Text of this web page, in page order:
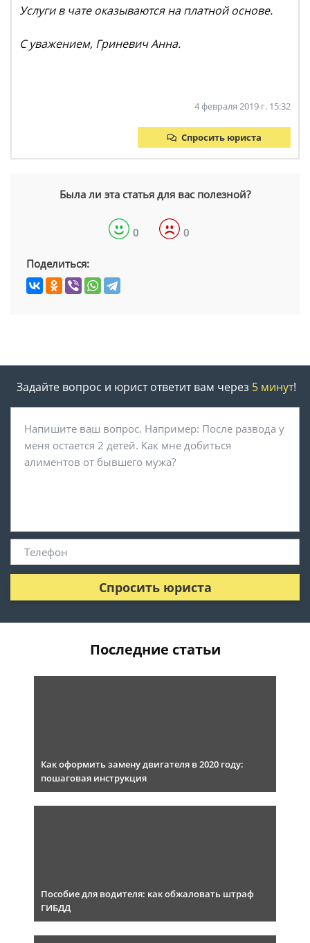
Услуги в чате оказываются на платной основе.
С уважением, Гриневич Анна.
4 февраля 2019 г. 15:32
Спросить юриста
Была ли эта статья для вас полезной?
0 0
Поделиться:
Задайте вопрос и юрист ответит вам через 5 минут!
Спросить юриста
Последние статьи
Как оформить замену двигателя в 2020 году:
пошаговая инструкция
Пособие для водителя: как обжаловать штраф
ГИБДД